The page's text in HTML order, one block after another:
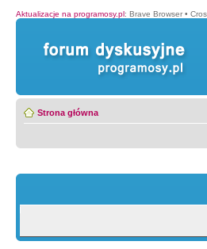
Aktualizacje na programosy.pl: Brave Browser •
Strona główna